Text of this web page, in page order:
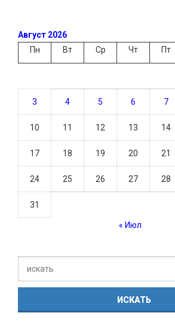
Август 2026
Пн
Вт Ср Чт Пт
3 4 5 6 7
10 11 12 13 14
17 18 19 20 21
24 25 26 27 28
31
« Июл